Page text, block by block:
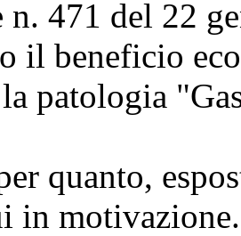
n. 471 del 22
il beneficio
patologia
quanto,
in motivazione.